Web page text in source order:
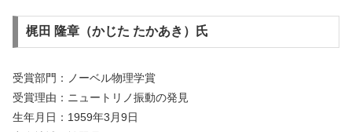
梶田 隆章（かじた たかあき）氏
受賞部門：ノーベル物理学賞
受賞理由：ニュートリノ振動の発見
生年月日：1959年3月9日